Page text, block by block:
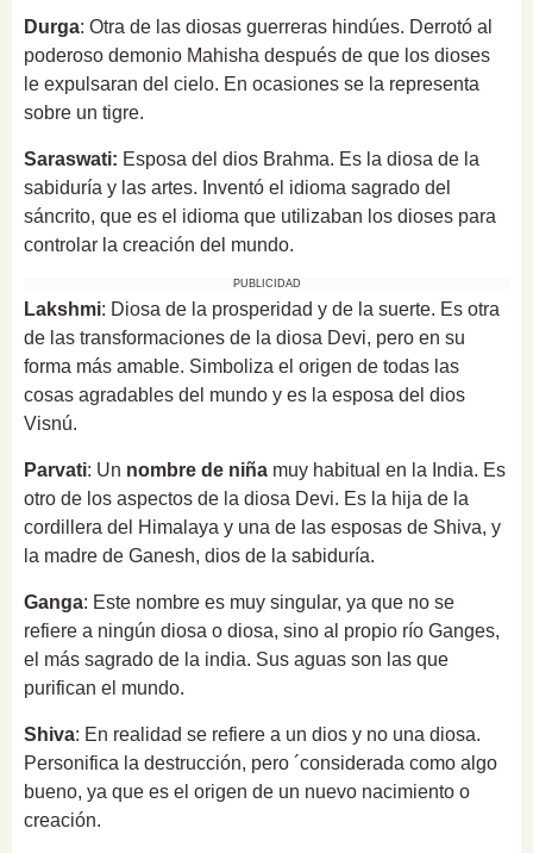
Durga: Otra de las diosas guerreras hindúes. Derrotó al
poderoso demonio Mahisha después de que los dioses
le expulsaran del cielo. En ocasiones se la representa
sobre un tigre.
Saraswati: Esposa del dios Brahma. Es la diosa de la
sabiduría y las artes. Inventó el idioma sagrado del
sáncrito, que es el idioma que utilizaban los dioses para
controlar la creación del mundo.
PUBLICIDAD
Lakshmi: Diosa de la prosperidad y de la suerte. Es otra
de las transformaciones de la diosa Devi, pero en su
forma más amable. Simboliza el origen de todas las
cosas agradables del mundo y es la esposa del dios
Visnú.
Parvati: Un nombre de niña muy habitual en la India. Es
otro de los aspectos de la diosa Devi. Es la hija de la
cordillera del Himalaya y una de las esposas de Shiva, y
la madre de Ganesh, dios de la sabiduría.
Ganga: Este nombre es muy singular, ya que no se
refiere a ningún diosa o diosa, sino al propio río Ganges,
el más sagrado de la india. Sus aguas son las que
purifican el mundo.
Shiva: En realidad se refiere a un dios y no una diosa.
Personifica la destrucción, pero ´considerada como algo
bueno, ya que es el origen de un nuevo nacimiento o
creación.